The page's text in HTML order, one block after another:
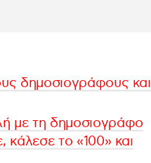
δημοσιογράφους και
με τη δημοσιογράφο
κάλεσε το «100» και